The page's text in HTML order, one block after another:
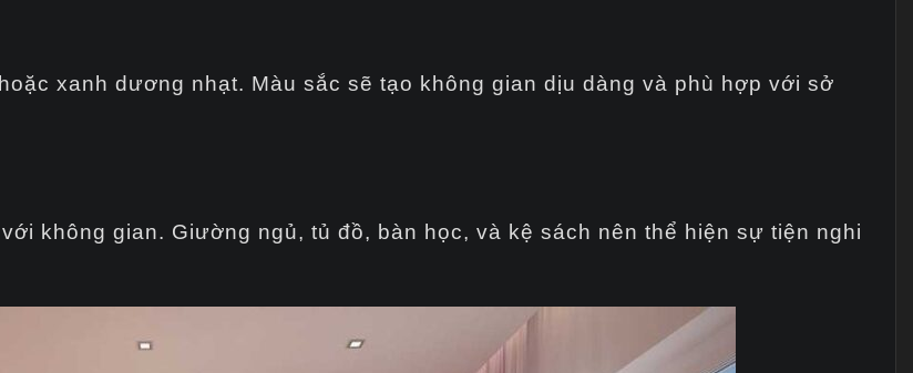
xanh dương nhạt. Màu sắc sẽ tạo không gian dịu dàng và phù hợp với sở
không gian. Giường ngủ, tủ đồ, bàn học, và kệ sách nên thể hiện sự tiện nghi